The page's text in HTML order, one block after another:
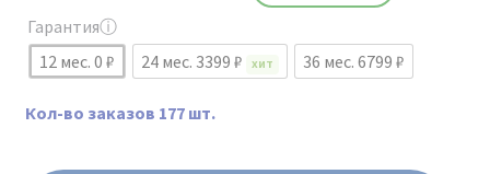
Гарантияⓘ
12 мес. 0 ₽
24 мес. 3399 ₽ ХИТ 36 мес. 6799 ₽
Кол-во заказов 177 шт.